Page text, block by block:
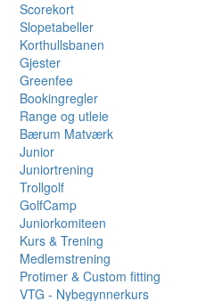
Scorekort
Slopetabeller
Korthullsbanen
Gjester
Greenfee
Bookingregler
Range og utleie
Bærum Matværk
Junior
Juniortrening
Trollgolf
GolfCamp
Juniorkomiteen
Kurs & Trening
Medlemstrening
Protimer & Custom fitting
VTG - Nybegynnerkurs